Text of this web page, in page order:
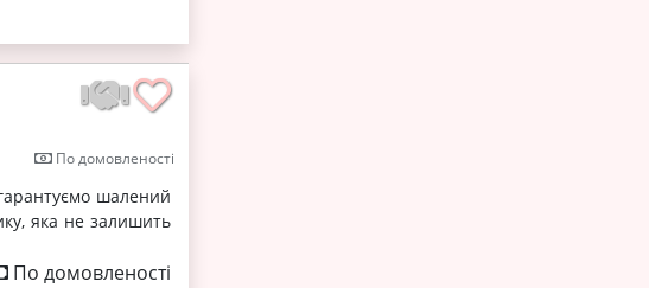
По домовленості
шалений
яка не залишить
По домовленості